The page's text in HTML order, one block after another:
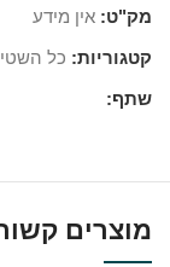
מק"ט: אין מידע
קטגוריות: כל
שתף:
מוצרים